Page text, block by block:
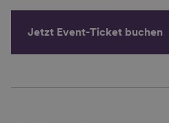
Jetzt Event-Ticket buchen